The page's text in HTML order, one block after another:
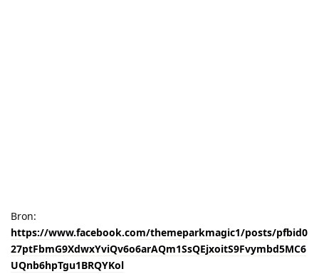
Bron:
https://www.facebook.com/themeparkmagic1/posts/pfbid0
27ptFbmG9XdwxYviQv6o6arAQm1SsQEjxoitS9Fvymbd5MC6
UQnb6hpTgu1BRQYKol